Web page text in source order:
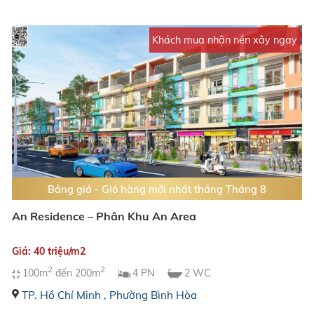
Khách mua nhận nền xây ngay
Bảng giá - Giỏ hàng mới nhất tháng Tháng 8
An Residence – Phân Khu An Area
Giá: 40 triệu/m2
100m2 đến 200m2 4 PN 2 WC
TP. Hồ Chí Minh , Phường Bình Hòa